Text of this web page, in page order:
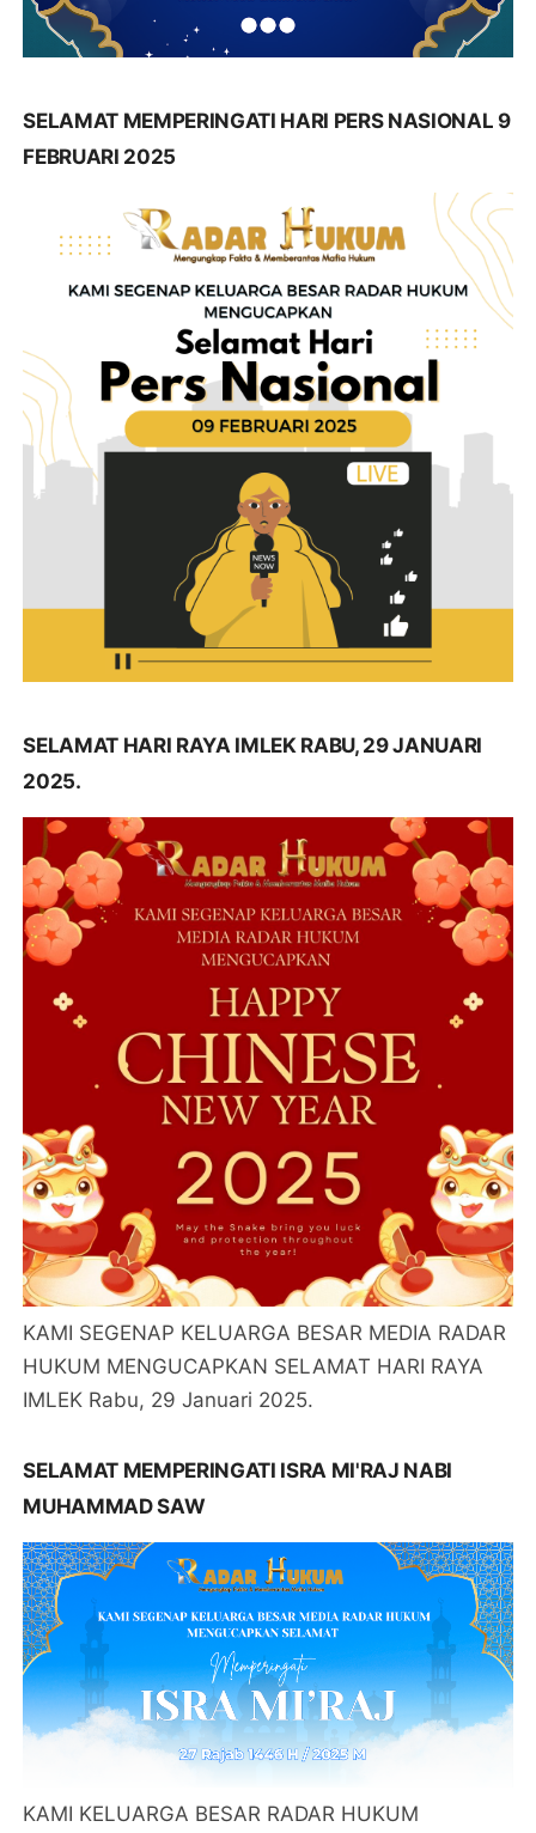
SELAMAT MEMPERINGATI HARI PERS NASIONAL 9
FEBRUARI 2025
SELAMAT HARI RAYA IMLEK RABU, 29 JANUARI
2025.
KAMI SEGENAP KELUARGA BESAR MEDIA RADAR
HUKUM MENGUCAPKAN SELAMAT HARI RAYA
IMLEK Rabu, 29 Januari 2025.
SELAMAT MEMPERINGATI ISRA MI'RAJ NABI
MUHAMMAD SAW
KAMI KELUARGA BESAR RADAR HUKUM